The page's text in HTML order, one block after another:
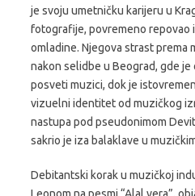
je svoju umetničku karijeru u
fotografije, povremeno repovao
omladine. Njegova strast prema
nakon selidbe u Beograd, gde
posveti muzici, dok je
vizuelni identitet od muzičkog
nastupa pod pseudonimom
sakrio je iza balaklave u
Debitantski korak u muzičkoj